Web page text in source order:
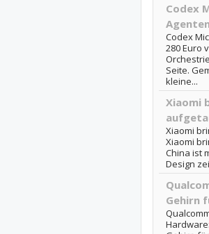
Codex
Codex
280 Euro
Seite.
kleine...
Xiaomi
Xiaomi
Xiaomi
China ist
Design
Gehirn